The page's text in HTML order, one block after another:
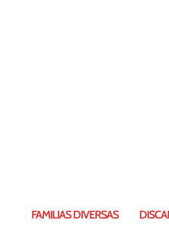
FAMILIAS DIVERSAS